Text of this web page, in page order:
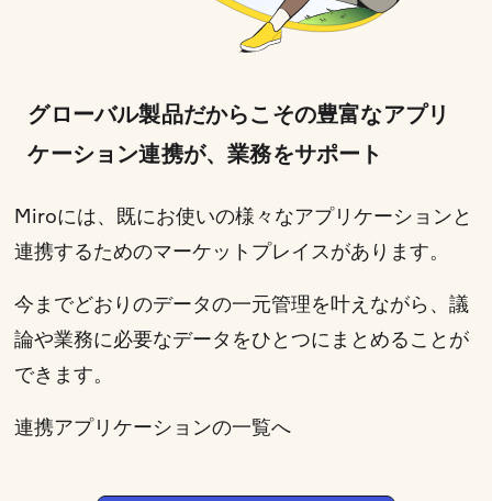
グローバル製品だからこその豊富なアプリ
ケーション連携が、業務をサポート
Miroには、既にお使いの様々なアプリケーションと
連携するためのマーケットプレイスがあります。
今までどおりのデータの一元管理を叶えながら、議
論や業務に必要なデータをひとつにまとめることが
できます。
連携アプリケーションの一覧へ